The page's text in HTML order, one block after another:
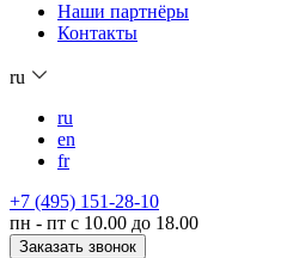
Наши партнёры
Контакты
ru
ru
en
fr
+7 (495) 151-28-10
пн - пт с 10.00 до 18.00
Заказать звонок